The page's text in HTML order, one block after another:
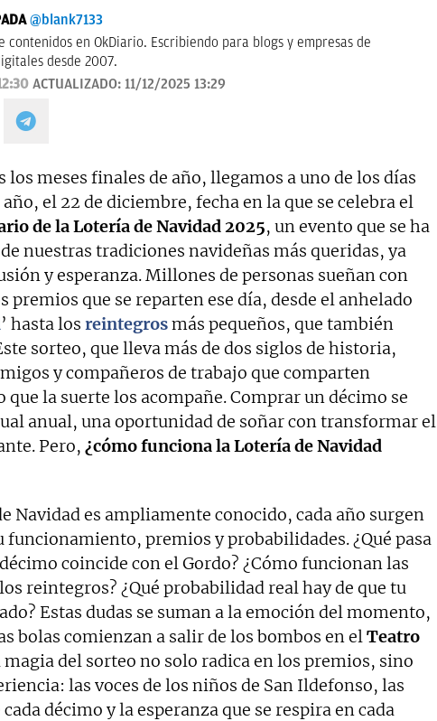
@blank7133
contenidos en OkDiario. Escribiendo para blogs y empresas de
desde 2007.
ACTUALIZADO: 11/12/2025 13:29
los meses finales de año, llegamos a uno de los días
el 22 de diciembre, fecha en la que se celebra el
de la Lotería de Navidad 2025, un evento que se ha
nuestras tradiciones navideñas más queridas, ya
y esperanza. Millones de personas sueñan con
premios que se reparten ese día, desde el anhelado
’ hasta los reintegrosmás pequeños, que también
sorteo, que lleva más de dos siglos de historia,
y compañeros de trabajo que comparten
que la suerte los acompañe. Comprar un décimo se
anual, una oportunidad de soñar con transformar el
Pero, ¿cómo funciona la Lotería de Navidad
Navidad es ampliamente conocido, cada año surgen
funcionamiento, premios y probabilidades. ¿Qué pasa
coincide con el Gordo? ¿Cómo funcionan las
reintegros? ¿Qué probabilidad real hay de que tu
Estas dudas se suman a la emoción del momento,
bolas comienzan a salir de los bombos en elTeatro
magia del sorteo no solo radica en los premios, sino
las voces de los niños de San Ildefonso, las
décimo y la esperanza que se respira en cada